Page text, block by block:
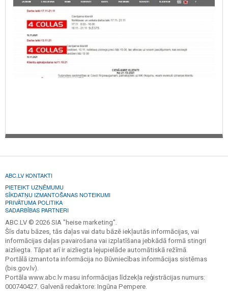
ABC.LV KONTAKTI
PIETEIKT UZŅĒMUMU
SĪKDATŅU IZMANTOŠANAS NOTEIKUMI
PRIVĀTUMA POLITIKA
SADARBĪBAS PARTNERI
ABC.LV © 2026 SIA "heise marketing".
Šīs datu bāzes, tās daļas vai datu bāzē iekļautās informācijas, vai
informācijas daļas pavairošana vai izplatīšana jebkādā formā stingri
aizliegta. Tāpat arī ir aizliegta lejupielāde automātiskā režīmā.
Portālā izmantota informācija no Būvniecības informācijas sistēmas
(bis.gov.lv).
Portāla www.abc.lv masu informācijas līdzekļa reģistrācijas numurs:
000740427. Galvenā redaktore: Ingūna Pempere.